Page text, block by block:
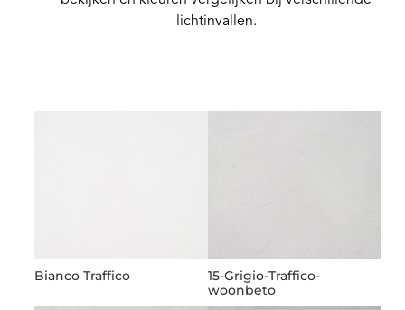
lichtinvallen.
Bianco Traffico
15-Grigio-Traffico-
woonbeto